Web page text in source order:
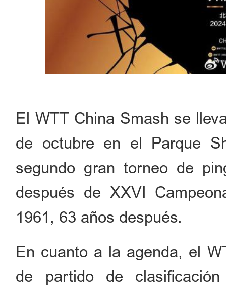
El WTT China Smash se
de octubre en el Parque
segundo gran torneo de
después de XXVI
1961, 63 años después.
En cuanto a la agenda, el
de partido de